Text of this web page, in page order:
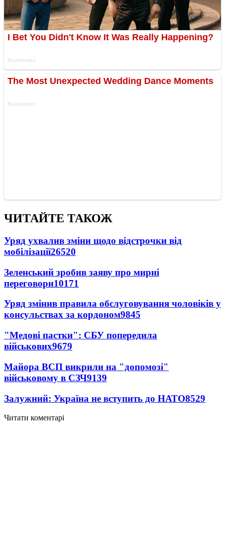
ЧИТАЙТЕ ТАКОЖ
Уряд ухвалив зміни щодо відстрочки від
мобілізації26520
Зеленський зробив заяву про мирні
переговори10171
Уряд змінив правила обслуговування чоловіків у
консульствах за кордоном9845
"Медові пастки": СБУ попередила
військових9679
Майора ВСП викрили на "допомозі"
військовому в СЗЧ9139
Залужний: Україна не вступить до НАТО8529
Читати коментарі